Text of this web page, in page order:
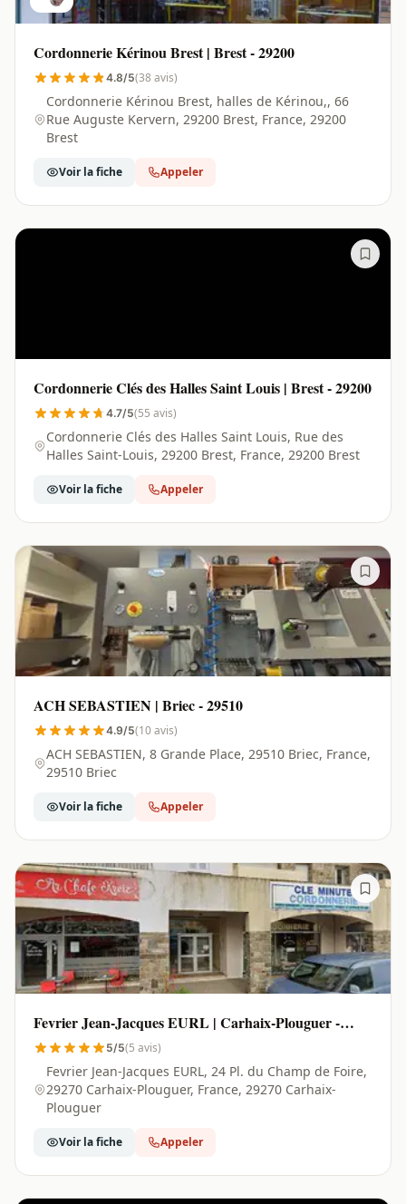
Cordonnerie Kérinou Brest | Brest - 29200
4.8/5(38 avis)
Cordonnerie Kérinou Brest, halles de Kérinou,, 66
Rue Auguste Kervern, 29200 Brest, France, 29200
Brest
Voir la fiche Appeler
Cordonnerie Clés des Halles Saint Louis | Brest - 29200
4.7/5(55 avis)
Cordonnerie Clés des Halles Saint Louis, Rue des
Halles Saint-Louis, 29200 Brest, France, 29200 Brest
Voir la fiche Appeler
ACH SEBASTIEN | Briec - 29510
4.9/5(10 avis)
ACH SEBASTIEN, 8 Grande Place, 29510 Briec, France,
29510 Briec
Voir la fiche Appeler
Fevrier Jean-Jacques EURL | Carhaix-Plouguer -
29270
5/5(5 avis)
Fevrier Jean-Jacques EURL, 24 Pl. du Champ de Foire,
29270 Carhaix-Plouguer, France, 29270 Carhaix-
Plouguer
Voir la fiche Appeler